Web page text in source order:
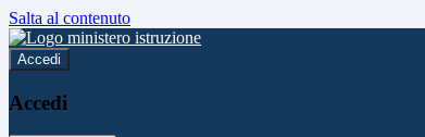
Salta al contenuto
Accedi
Accedi